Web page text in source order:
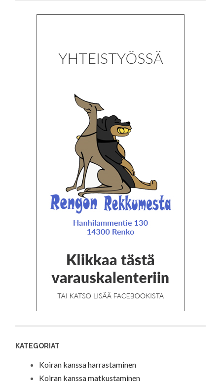
KATEGORIAT
Koiran kanssa harrastaminen
Koiran kanssa matkustaminen